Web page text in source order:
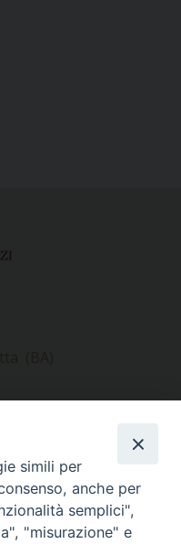
(BA)
simili per
anche per
semplici",
"misurazione" e